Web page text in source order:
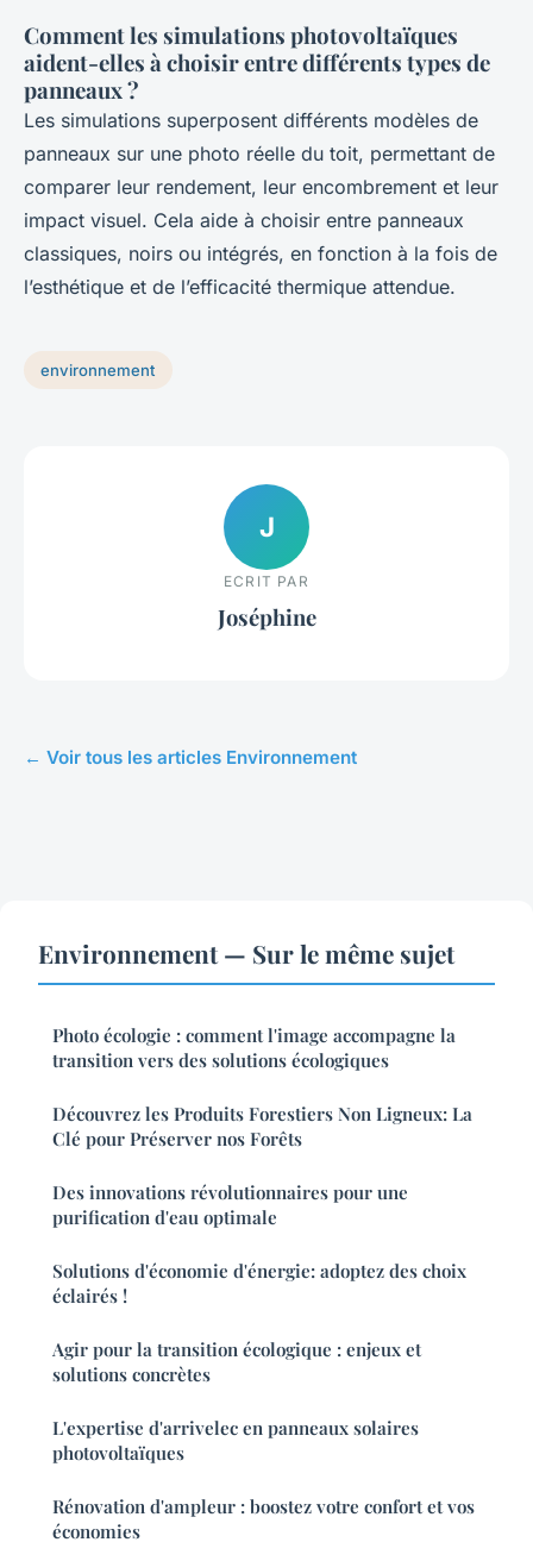
Comment les simulations photovoltaïques
aident-elles à choisir entre différents types de
panneaux ?
Les simulations superposent différents modèles de
panneaux sur une photo réelle du toit, permettant de
comparer leur rendement, leur encombrement et leur
impact visuel. Cela aide à choisir entre panneaux
classiques, noirs ou intégrés, en fonction à la fois de
l’esthétique et de l’efficacité thermique attendue.
environnement
J
ECRIT PAR
Joséphine
← Voir tous les articles Environnement
Environnement — Sur le même sujet
Photo écologie : comment l'image accompagne la
transition vers des solutions écologiques
Découvrez les Produits Forestiers Non Ligneux: La
Clé pour Préserver nos Forêts
Des innovations révolutionnaires pour une
purification d'eau optimale
Solutions d'économie d'énergie: adoptez des choix
éclairés !
Agir pour la transition écologique : enjeux et
solutions concrètes
L'expertise d'arrivelec en panneaux solaires
photovoltaïques
Rénovation d'ampleur : boostez votre confort et vos
économies